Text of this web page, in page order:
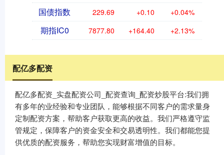
国债指数 229.69 +0.10 +0.04%
期指IC0 7877.80 +164.40 +2.13%
配亿多配资
配亿多配资_实盘配资公司_配资查询_配资炒股平台:我们拥
有多年的业经验和专业团队，能够根据不同客户的需求量身
定制配资方案，帮助客户获取更高的收益。我们严格遵守监
管规定，保障客户的资金安全和交易透明性。我们都能您提
供优质的配资服务，帮助您实现财富增值的目标。